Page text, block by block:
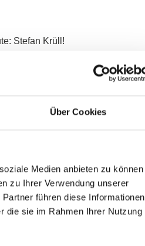
Über Cookies
Medien anbieten zu können
zu Ihrer Verwendung unserer
führen diese Informationen
die sie im Rahmen Ihrer Nutzung
Stefan Krüll!
als Sachverständiger
Ableitungen vergangener
kann ich